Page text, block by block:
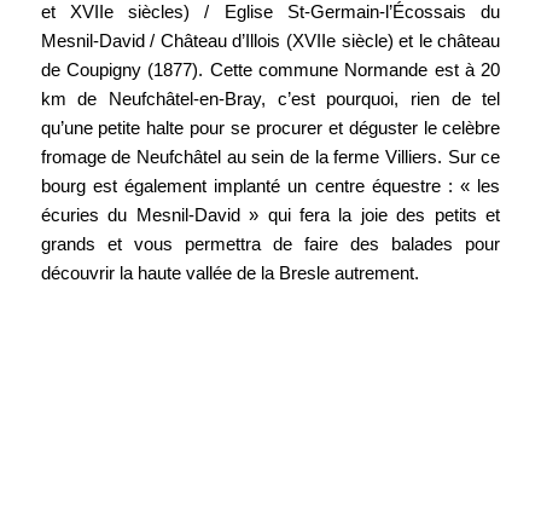
et XVIIe siècles) / Eglise St-Germain-l’Écossais du
Mesnil-David / Château d’Illois (XVIIe siècle) et le château
de Coupigny (1877). Cette commune Normande est à 20
km de Neufchâtel-en-Bray, c’est pourquoi, rien de tel
qu’une petite halte pour se procurer et déguster le celèbre
fromage de Neufchâtel au sein de la ferme Villiers. Sur ce
bourg est également implanté un centre équestre : « les
écuries du Mesnil-David » qui fera la joie des petits et
grands et vous permettra de faire des balades pour
découvrir la haute vallée de la Bresle autrement.